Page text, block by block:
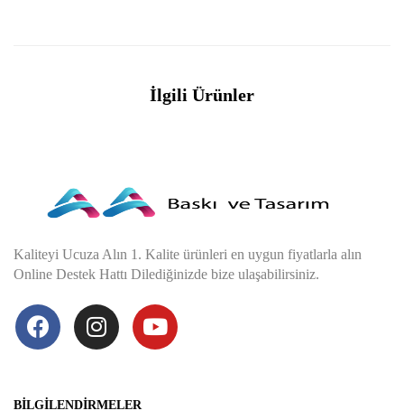
İlgili Ürünler
Kaliteyi Ucuza Alın 1. Kalite ürünleri en uygun fiyatlarla alın
Online Destek Hattı Dilediğinizde bize ulaşabilirsiniz.
BILGILENDIRMELER